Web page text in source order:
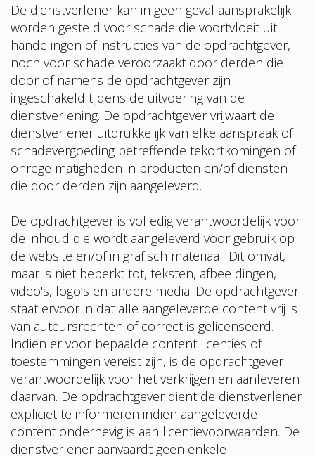
De dienstverlener kan in geen geval aansprakelijk
worden gesteld voor schade die voortvloeit uit
handelingen of instructies van de opdrachtgever,
noch voor schade veroorzaakt door derden die
door of namens de opdrachtgever zijn
ingeschakeld tijdens de uitvoering van de
dienstverlening. De opdrachtgever vrijwaart de
dienstverlener uitdrukkelijk van elke aanspraak of
schadevergoeding betreffende tekortkomingen of
onregelmatigheden in producten en/of diensten
die door derden zijn aangeleverd.
De opdrachtgever is volledig verantwoordelijk voor
de inhoud die wordt aangeleverd voor gebruik op
de website en/of in grafisch materiaal. Dit omvat,
maar is niet beperkt tot, teksten, afbeeldingen,
video's, logo’s en andere media. De opdrachtgever
staat ervoor in dat alle aangeleverde content vrij is
van auteursrechten of correct is gelicenseerd.
Indien er voor bepaalde content licenties of
toestemmingen vereist zijn, is de opdrachtgever
verantwoordelijk voor het verkrijgen en aanleveren
daarvan. De opdrachtgever dient de dienstverlener
expliciet te informeren indien aangeleverde
content onderhevig is aan licentievoorwaarden. De
dienstverlener aanvaardt geen enkele